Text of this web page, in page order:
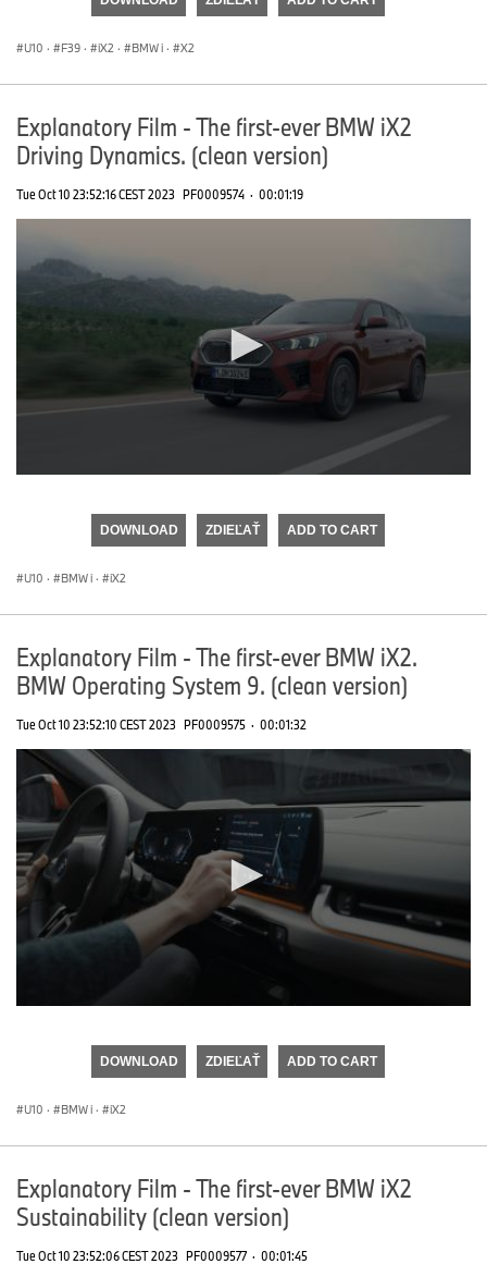
U10 · F39 · iX2 · BMW i · X2
Explanatory Film - The first-ever BMW iX2
Driving Dynamics. (clean version)
Tue Oct 10 23:52:16 CEST 2023 PF0009574 · 00:01:19
DOWNLOAD ZDIEĽAŤ ADD TO CART
U10 · BMW i · iX2
Explanatory Film - The first-ever BMW iX2.
BMW Operating System 9. (clean version)
Tue Oct 10 23:52:10 CEST 2023 PF0009575 · 00:01:32
DOWNLOAD ZDIEĽAŤ ADD TO CART
U10 · BMW i · iX2
Explanatory Film - The first-ever BMW iX2
Sustainability (clean version)
Tue Oct 10 23:52:06 CEST 2023 PF0009577 · 00:01:45